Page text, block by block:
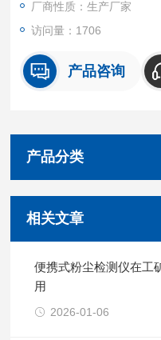
并转换成数据信号输
厂商性质：生产厂家
访问量：1706
产品咨询
产品分类
相关文章
便携式粉尘检测仪在工
用
2026-01-06